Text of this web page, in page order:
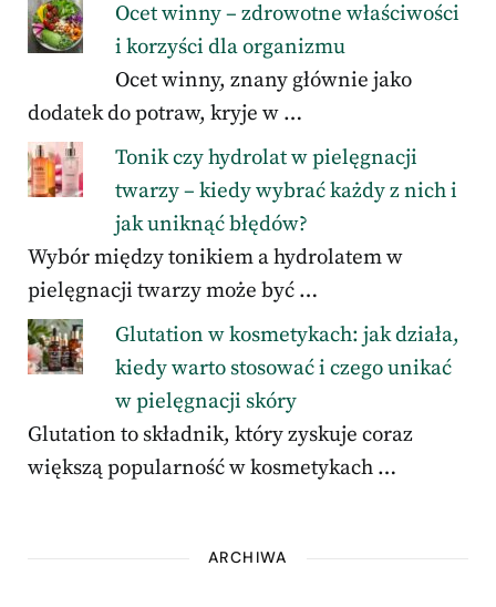
Ocet winny – zdrowotne właściwości
i korzyści dla organizmu
Ocet winny, znany głównie jako
dodatek do potraw, kryje w …
Tonik czy hydrolat w pielęgnacji
twarzy – kiedy wybrać każdy z nich i
jak uniknąć błędów?
Wybór między tonikiem a hydrolatem w
pielęgnacji twarzy może być …
Glutation w kosmetykach: jak działa,
kiedy warto stosować i czego unikać
w pielęgnacji skóry
Glutation to składnik, który zyskuje coraz
większą popularność w kosmetykach …
ARCHIWA